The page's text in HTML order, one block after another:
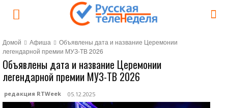
Домой Афиша
Объявлены дата и название Церемонии
легендарной премии МУЗ-ТВ 2026
Объявлены дата и название Церемонии
легендарной премии МУЗ-ТВ 2026
редакция RTWeek 05.12.2025